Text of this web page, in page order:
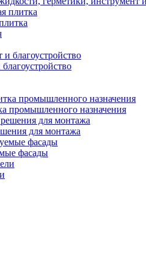
промышленного назначения
для монтажа
фасады